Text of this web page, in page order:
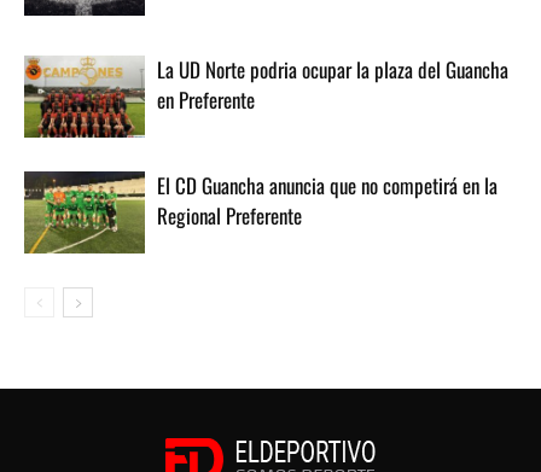
La UD Norte podria ocupar la plaza del Guancha
en Preferente
El CD Guancha anuncia que no competirá en la
Regional Preferente